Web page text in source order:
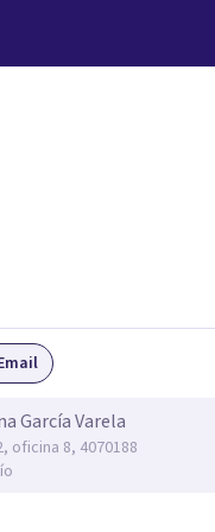
García Varela
oficina 8, 4070188